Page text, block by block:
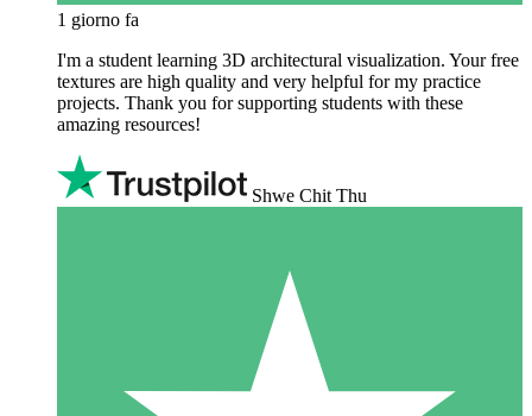
1 giorno fa
I'm a student learning 3D architectural visualization. Your free
textures are high quality and very helpful for my practice
projects. Thank you for supporting students with these
amazing resources!
Shwe Chit Thu